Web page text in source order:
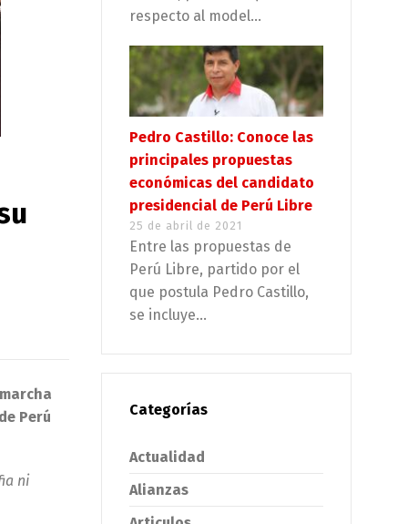
Perú
ni
respecto al model...
Pedro Castillo: Conoce las
principales propuestas
económicas del candidato
presidencial de Perú Libre
25 de abril de 2021
Entre las propuestas de
Perú Libre, partido por el
que postula Pedro Castillo,
se incluye...
Categorías
Actualidad
Alianzas